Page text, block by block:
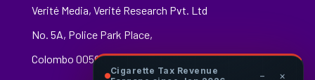
Verité Media, Verité Research Pvt. Ltd
No. 5A, Police Park Place,
Colombo 00500
Cigarette Tax Revenue
− ×